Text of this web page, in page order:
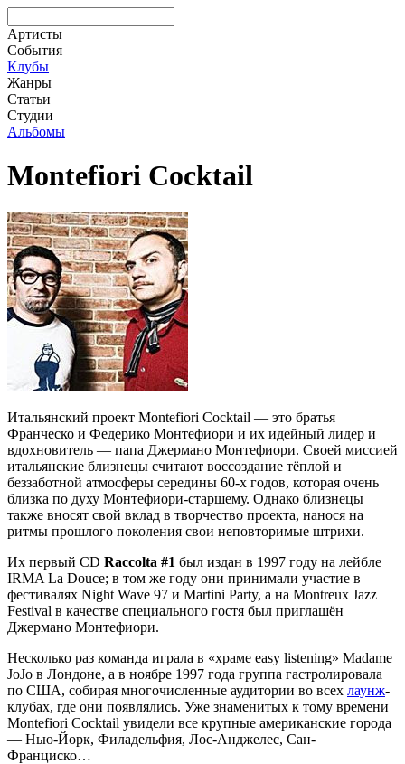
Артисты
События
Клубы
Жанры
Статьи
Студии
Альбомы
Montefiori Cocktail
Итальянский проект Montefiori Cocktail — это братья
Франческо и Федерико Монтефиори и их идейный лидер и
вдохновитель — папа Джермано Монтефиори. Своей миссией
итальянские близнецы считают воссоздание тёплой и
беззаботной атмосферы середины 60-х годов, которая очень
близка по духу Монтефиори-старшему. Однако близнецы
также вносят свой вклад в творчество проекта, нанося на
ритмы прошлого поколения свои неповторимые штрихи.
Их первый CD Raccolta #1 был издан в 1997 году на лейбле
IRMA La Douce; в том же году они принимали участие в
фестивалях Night Wave 97 и Martini Party, а на Montreux Jazz
Festival в качестве специального гостя был приглашён
Джермано Монтефиори.
Несколько раз команда играла в «храме easy listening» Madame
JoJo в Лондоне, а в ноябре 1997 года группа гастролировала
по США, собирая многочисленные аудитории во всех лаунж-
клубах, где они появлялись. Уже знаменитых к тому времени
Montefiori Cocktail увидели все крупные американские города
— Нью-Йорк, Филадельфия, Лос-Анджелес, Сан-
Франциско…